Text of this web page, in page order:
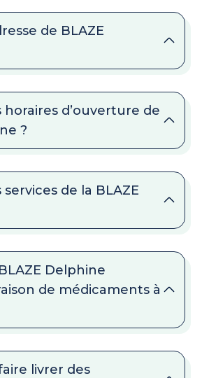
de BLAZE
horaires d’ouverture de
?
de la BLAZE
Delphine
de médicaments à
livrer des